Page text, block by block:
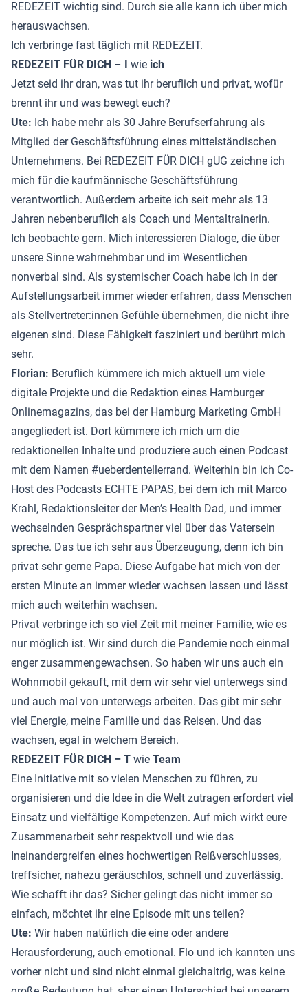
REDEZEIT wichtig sind. Durch sie alle kann ich über mich
herauswachsen.
Ich verbringe fast täglich mit REDEZEIT.
REDEZEIT FÜR DICH – I wie ich
Jetzt seid ihr dran, was tut ihr beruflich und privat, wofür
brennt ihr und was bewegt euch?
Ute: Ich habe mehr als 30 Jahre Berufserfahrung als
Mitglied der Geschäftsführung eines mittelständischen
Unternehmens. Bei REDEZEIT FÜR DICH gUG zeichne ich
mich für die kaufmännische Geschäftsführung
verantwortlich. Außerdem arbeite ich seit mehr als 13
Jahren nebenberuflich als Coach und Mentaltrainerin.
Ich beobachte gern. Mich interessieren Dialoge, die über
unsere Sinne wahrnehmbar und im Wesentlichen
nonverbal sind. Als systemischer Coach habe ich in der
Aufstellungsarbeit immer wieder erfahren, dass Menschen
als Stellvertreter:innen Gefühle übernehmen, die nicht ihre
eigenen sind. Diese Fähigkeit fasziniert und berührt mich
sehr.
Florian: Beruflich kümmere ich mich aktuell um viele
digitale Projekte und die Redaktion eines Hamburger
Onlinemagazins, das bei der Hamburg Marketing GmbH
angegliedert ist. Dort kümmere ich mich um die
redaktionellen Inhalte und produziere auch einen Podcast
mit dem Namen #ueberdentellerrand. Weiterhin bin ich Co-
Host des Podcasts ECHTE PAPAS, bei dem ich mit Marco
Krahl, Redaktionsleiter der Men’s Health Dad, und immer
wechselnden Gesprächspartner viel über das Vatersein
spreche. Das tue ich sehr aus Überzeugung, denn ich bin
privat sehr gerne Papa. Diese Aufgabe hat mich von der
ersten Minute an immer wieder wachsen lassen und lässt
mich auch weiterhin wachsen.
Privat verbringe ich so viel Zeit mit meiner Familie, wie es
nur möglich ist. Wir sind durch die Pandemie noch einmal
enger zusammengewachsen. So haben wir uns auch ein
Wohnmobil gekauft, mit dem wir sehr viel unterwegs sind
und auch mal von unterwegs arbeiten. Das gibt mir sehr
viel Energie, meine Familie und das Reisen. Und das
wachsen, egal in welchem Bereich.
REDEZEIT FÜR DICH – T wie Team
Eine Initiative mit so vielen Menschen zu führen, zu
organisieren und die Idee in die Welt zutragen erfordert viel
Einsatz und vielfältige Kompetenzen. Auf mich wirkt eure
Zusammenarbeit sehr respektvoll und wie das
Ineinandergreifen eines hochwertigen Reißverschlusses,
treffsicher, nahezu geräuschlos, schnell und zuverlässig.
Wie schafft ihr das? Sicher gelingt das nicht immer so
einfach, möchtet ihr eine Episode mit uns teilen?
Ute: Wir haben natürlich die eine oder andere
Herausforderung, auch emotional. Flo und ich kannten uns
vorher nicht und sind nicht einmal gleichaltrig, was keine